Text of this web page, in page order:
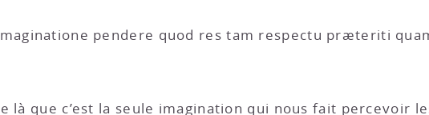
pendere quod res tam respectu præteriti
là que c’est la seule imagination qui nous fait percevoir